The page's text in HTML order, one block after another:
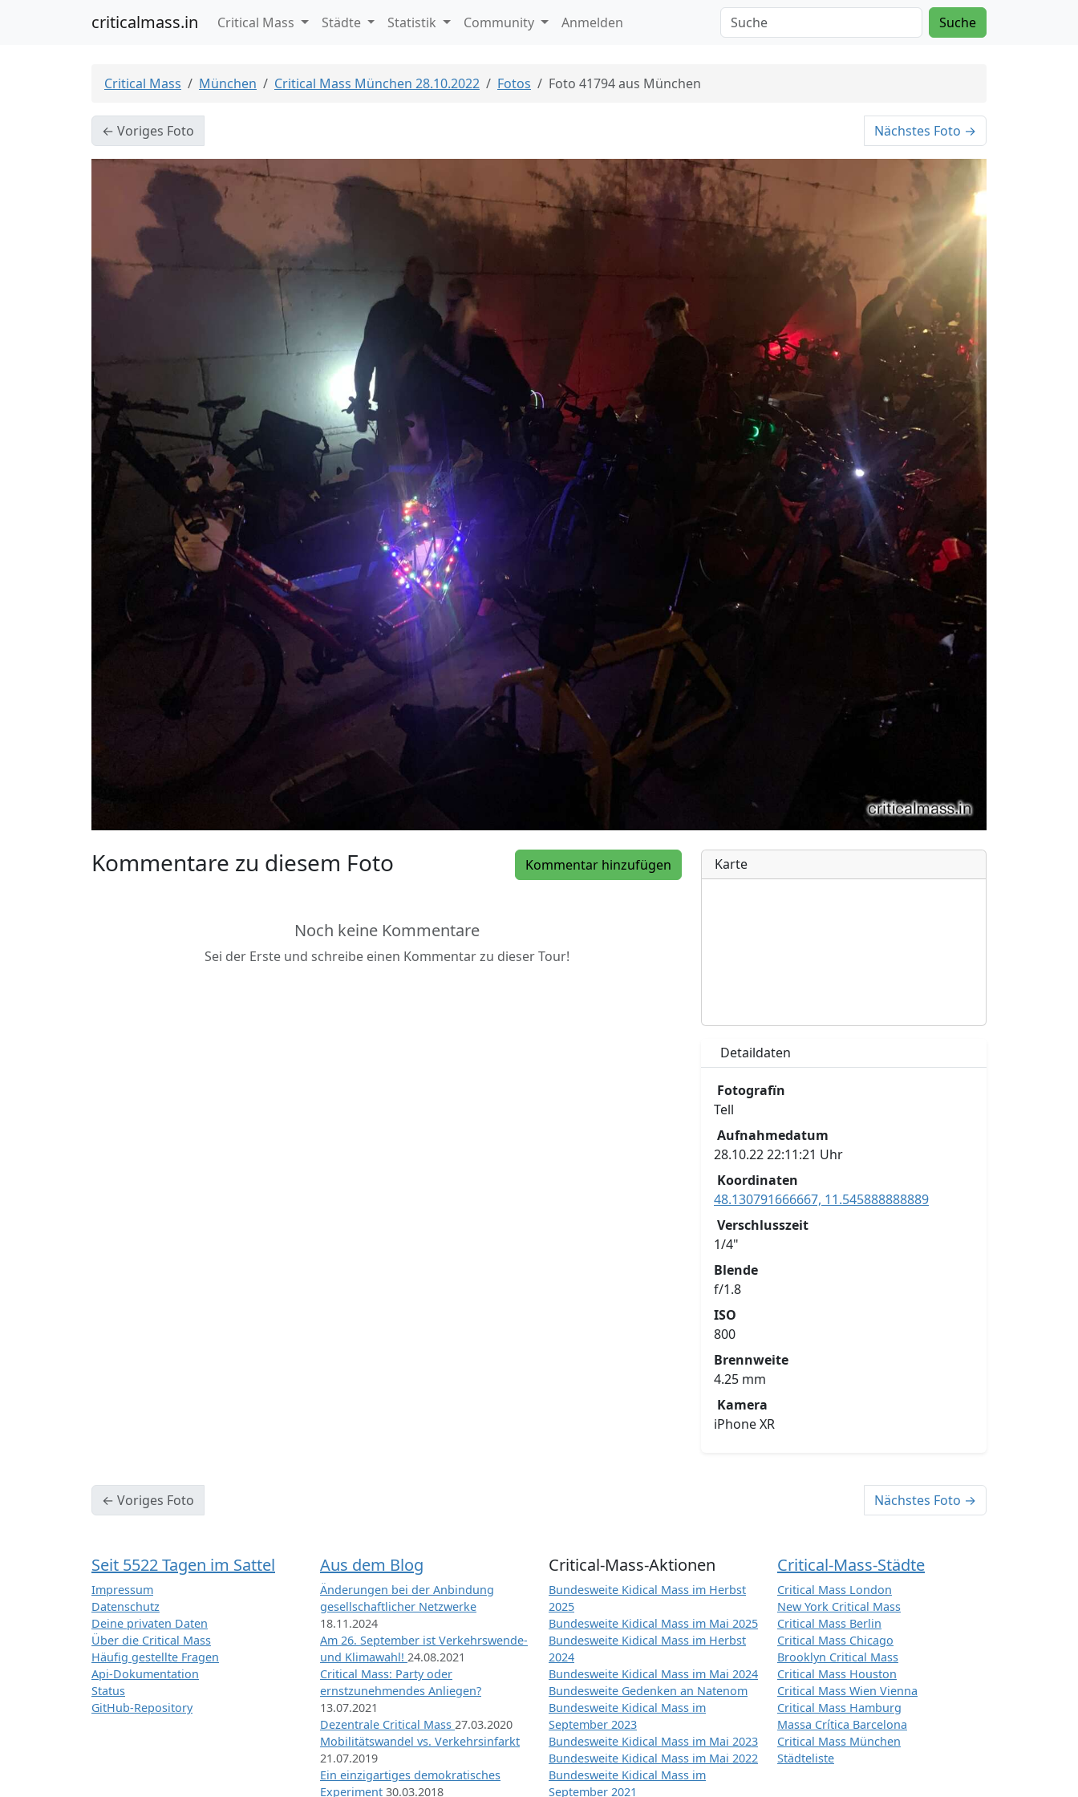
criticalmass.in Critical Mass Städte Statistik Community Anmelden Suche
Critical Mass München Critical Mass München 28.10.2022 Fotos Foto 41794 aus München
← Voriges Foto Nächstes Foto →
Kommentar hinzufügen
Kommentare zu diesem Foto
Noch keine Kommentare
Sei der Erste und schreibe einen Kommentar zu dieser Tour!
Karte
Detaildaten
Fotografïn
Tell
Aufnahmedatum
28.10.22 22:11:21 Uhr
Koordinaten
48.130791666667, 11.545888888889
Verschlusszeit
1/4"
Blende
f/1.8
ISO
800
Brennweite
4.25 mm
Kamera
iPhone XR
← Voriges Foto Nächstes Foto →
Seit 5522 Tagen im Sattel
Impressum
Datenschutz
Deine privaten Daten
Über die Critical Mass
Häufig gestellte Fragen
Api-Dokumentation
Status
GitHub-Repository
Aus dem Blog
Änderungen bei der Anbindung
gesellschaftlicher Netzwerke
18.11.2024
Am 26. September ist Verkehrswende-
und Klimawahl! 24.08.2021
Critical Mass: Party oder
ernstzunehmendes Anliegen?
13.07.2021
Dezentrale Critical Mass 27.03.2020
Mobilitätswandel vs. Verkehrsinfarkt
21.07.2019
Ein einzigartiges demokratisches
Experiment 30.03.2018
Critical-Mass-Aktionen
Bundesweite Kidical Mass im Herbst
2025
Bundesweite Kidical Mass im Mai 2025
Bundesweite Kidical Mass im Herbst
2024
Bundesweite Kidical Mass im Mai 2024
Bundesweite Gedenken an Natenom
Bundesweite Kidical Mass im
September 2023
Bundesweite Kidical Mass im Mai 2023
Bundesweite Kidical Mass im Mai 2022
Bundesweite Kidical Mass im
September 2021
Critical-Mass-Städte
Critical Mass London
New York Critical Mass
Critical Mass Berlin
Critical Mass Chicago
Brooklyn Critical Mass
Critical Mass Houston
Critical Mass Wien Vienna
Critical Mass Hamburg
Massa Crítica Barcelona
Critical Mass München
Städteliste